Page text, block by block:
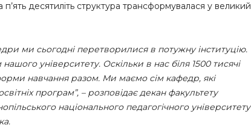
п’ять десятиліть структура трансформувалася у великий
ми сьогодні перетворилися в потужну інституцію.
університету. Оскільки в нас біля 1500 тисячі
навчання разом. Ми маємо сім кафедр, які
програм”, – розповідає декан факультету
національного педагогічного університету